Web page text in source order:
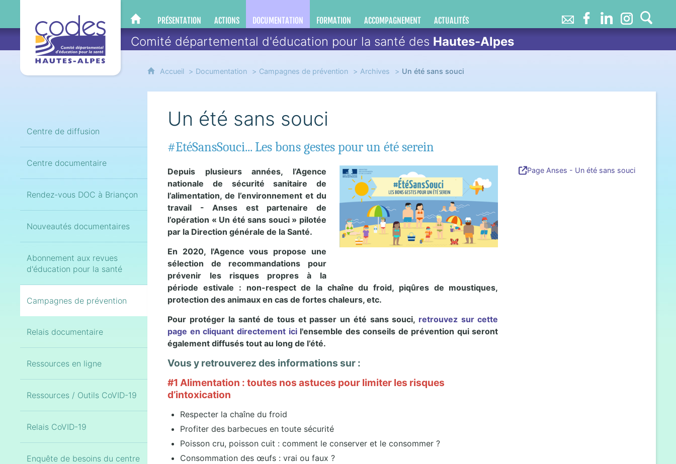
Comité départemental d'éducation pour la santé des Hautes-Alpes
CODES 05
PRÉSENTATION ACTIONS DOCUMENTATION FORMATION ACCOMPAGNEMENT ACTUALITÉS
Centre de diffusion
Centre documentaire
Rendez-vous DOC à Briançon
Nouveautés documentaires
Abonnement aux revues
d'éducation pour la santé
Campagnes de prévention
Relais documentaire
Ressources en ligne
Ressources / Outils CoVID-19
Relais CoVID-19
Enquête de besoins du centre
Accueil Documentation Campagnes de prévention Archives Un été sans souci
Un été sans souci
#EtéSansSouci... Les bons gestes pour un été serein
Depuis plusieurs années, l’Agence
nationale de sécurité sanitaire de
l’alimentation, de l’environnement et du
travail - Anses est partenaire de
l’opération « Un été sans souci » pilotée
par la Direction générale de la Santé.
En 2020, l'Agence vous propose une
sélection de recommandations pour
prévenir les risques propres à la
période estivale : non-respect de la chaîne du froid, piqûres de moustiques,
protection des animaux en cas de fortes chaleurs, etc.
Pour protéger la santé de tous et passer un été sans souci, retrouvez sur cette
page en cliquant directement icil'ensemble des conseils de prévention qui seront
également diffusés tout au long de l’été.
Vous y retrouverez des informations sur :
#1 Alimentation : toutes nos astuces pour limiter les risques
d’intoxication
Respecter la chaîne du froid
Profiter des barbecues en toute sécurité
Poisson cru, poisson cuit : comment le conserver et le consommer ?
Consommation des œufs : vrai ou faux ?
Page Anses - Un été sans souci